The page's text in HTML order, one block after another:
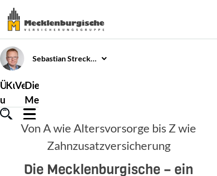
SebastianStrecker
Über
uns
Kundenservice
Versicherungen
Die
Mecklenburgische
Von A wie Altersvorsorge bis Z wie
Zahnzusatzversicherung
Die Mecklenburgische – ein